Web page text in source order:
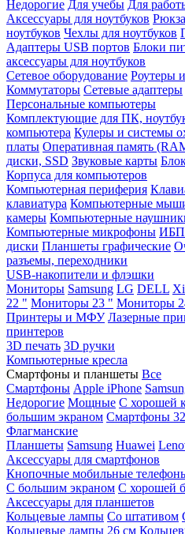
Недорогие Для учебы Для
Аксессуары для ноутбуков
ноутбуков Чехлы для ноутбуков
Адаптеры USB портов Блоки
аксессуары для ноутбуков
Сетевое оборудование Роутеры
Коммутаторы Сетевые адаптеры
Персональные компьютеры
Комплектующие для ПК,
компьютера Кулеры и системы
платы Оперативная память
диски, SSD Звуковые карты
Корпуса для компьютеров
Компьютерная периферия
клавиатура Компьютерные
камеры Компьютерные
Компьютерные микрофоны ИБП
диски Планшеты графические
разъемы, переходники
USB-накопители и флэшки
Мониторы Samsung LG DELL
22 " Мониторы 23 " Мониторы
Принтеры и МФУ Лазерные
принтеров
3D печать 3D ручки
Компьютерные кресла
Смартфоны и планшеты Все
Смартфоны Apple iPhone
Недорогие Мощные С хорошей
большим экраном Смартфоны
Флагманские
Планшеты Samsung Huawei
Аксессуары для смартфонов
Кнопочные мобильные
С большим экраном С хорошей
Аксессуары для планшетов
Кольцевые лампы Со штативом
Кольцевые лампы 26 см